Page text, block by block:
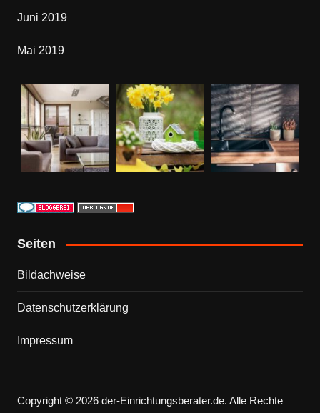
Juni 2019
Mai 2019
Seiten
Bildachweise
Datenschutzerklärung
Impressum
Copyright © 2026 der-Einrichtungsberater.de. Alle Rechte